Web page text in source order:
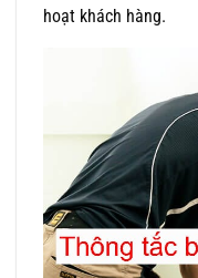
hoạt khách hàng.